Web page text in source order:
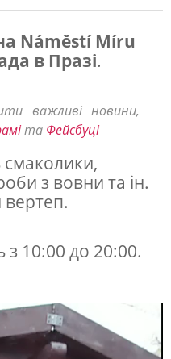
Náměstí Míru
в Празі.
важливі новини,
та Фейсбуці
з вовни та ін.
вертеп.
з 10:00 до 20:00.